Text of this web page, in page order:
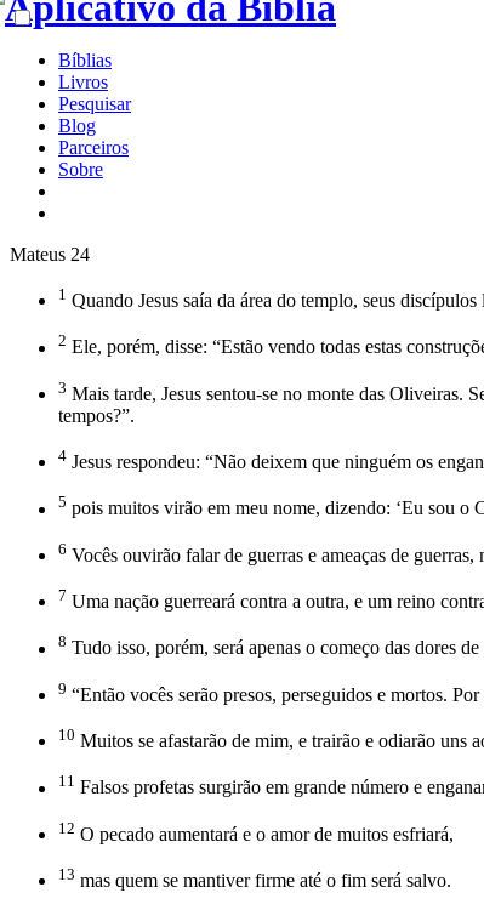
Bíblias
Livros
Pesquisar
Blog
Parceiros
Sobre
Mateus 24
1 Quando Jesus saía da área do templo, seus
2 Ele, porém, disse: “Estão vendo todas estas
3 Mais tarde, Jesus sentou-se no monte das Oliveiras.
tempos?”.
4 Jesus respondeu: “Não deixem que ninguém os
5 pois muitos virão em meu nome, dizendo: ‘Eu sou o
6 Vocês ouvirão falar de guerras e ameaças de
7 Uma nação guerreará contra a outra, e um reino
8 Tudo isso, porém, será apenas o começo das dores de
9 “Então vocês serão presos, perseguidos e mortos.
10 Muitos se afastarão de mim, e trairão e odiarão uns
11 Falsos profetas surgirão em grande número e
12 O pecado aumentará e o amor de muitos esfriará,
13 mas quem se mantiver firme até o fim será salvo.